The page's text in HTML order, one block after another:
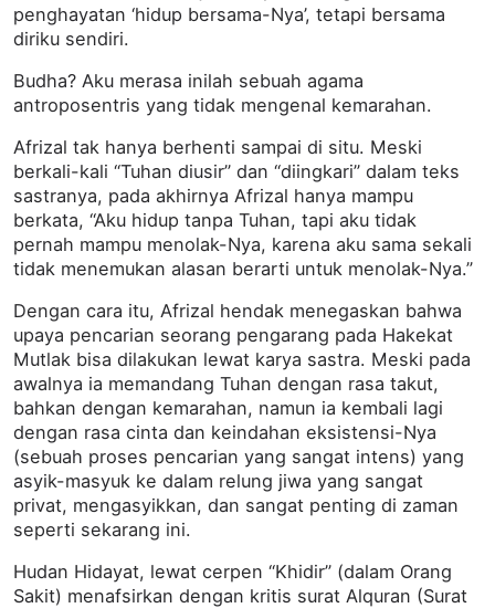
penghayatan ‘hidup bersama-Nya’, tetapi bersama
diriku sendiri.
Budha? Aku merasa inilah sebuah agama
antroposentris yang tidak mengenal kemarahan.
Afrizal tak hanya berhenti sampai di situ. Meski
berkali-kali “Tuhan diusir” dan “diingkari” dalam teks
sastranya, pada akhirnya Afrizal hanya mampu
berkata, “Aku hidup tanpa Tuhan, tapi aku tidak
pernah mampu menolak-Nya, karena aku sama sekali
tidak menemukan alasan berarti untuk menolak-Nya.”
Dengan cara itu, Afrizal hendak menegaskan bahwa
upaya pencarian seorang pengarang pada Hakekat
Mutlak bisa dilakukan lewat karya sastra. Meski pada
awalnya ia memandang Tuhan dengan rasa takut,
bahkan dengan kemarahan, namun ia kembali lagi
dengan rasa cinta dan keindahan eksistensi-Nya
(sebuah proses pencarian yang sangat intens) yang
asyik-masyuk ke dalam relung jiwa yang sangat
privat, mengasyikkan, dan sangat penting di zaman
seperti sekarang ini.
Hudan Hidayat, lewat cerpen “Khidir” (dalam Orang
Sakit) menafsirkan dengan kritis surat Alquran (Surat